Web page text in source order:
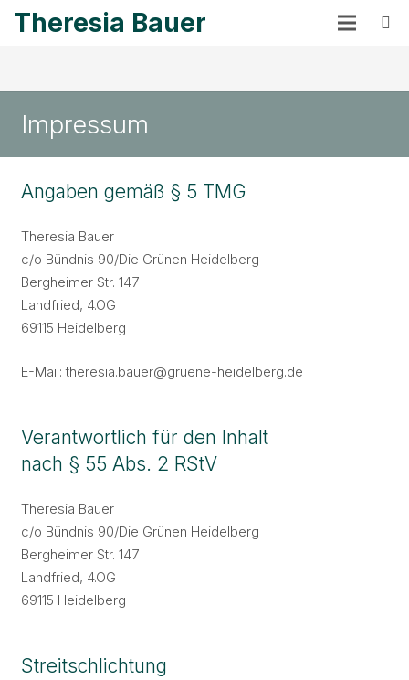
Theresia Bauer
Impressum
Angaben gemäß § 5 TMG
Theresia Bauer
c/o Bündnis 90/Die Grünen Heidelberg
Bergheimer Str. 147
Landfried, 4.OG
69115 Heidelberg
E-Mail: theresia.bauer@gruene-heidelberg.de
Verantwortlich für den Inhalt
nach § 55 Abs. 2 RStV
Theresia Bauer
c/o Bündnis 90/Die Grünen Heidelberg
Bergheimer Str. 147
Landfried, 4.OG
69115 Heidelberg
Streitschlichtung